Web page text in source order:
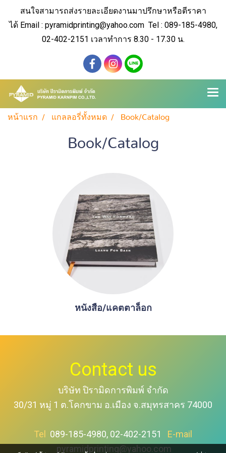
สนใจสามารถส่งรายละเอียดงานมาปรึกษาหรือตีราคา
ได้ Email : pyramidprinting@yahoo.com Tel : 089-185-4980,
02-402-2151 เวลาทำการ 8.30 - 17.30 น.
หน้าแรก แกลลอรี่ทั้งหมด Book/Catalog
Book/Catalog
หนังสือ/แคตตาล็อก
Contact us
บริษัท ปิรามิดการพิมพ์ จำกัด
30/31 หมู่ 1 ต.โคกขาม อ.เมือง จ.สมุทรสาคร 74000
Tel 089-185-4980, 02-402-2151
E-mail
pyramidprinting@yahoo.com